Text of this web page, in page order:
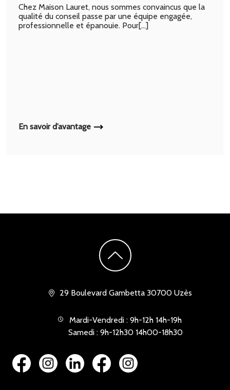
Chez Maison Lauret, nous sommes convaincus que la
qualité du conseil passe par une équipe engagée,
professionnelle et épanouie. Pour[…]
En savoir d’avantage
29 Boulevard Gambetta 30700 Uzès
Mardi-Vendredi : 9h-12h 14h-19h
Samedi : 9h-12h30 14h00-18h30